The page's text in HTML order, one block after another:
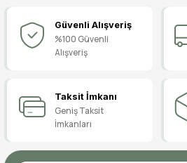
119,90 TL
Güvenli Alışveriş
%100 Güvenli
Alışveriş
Taksit İmkanı
Geniş Taksit
İmkanları